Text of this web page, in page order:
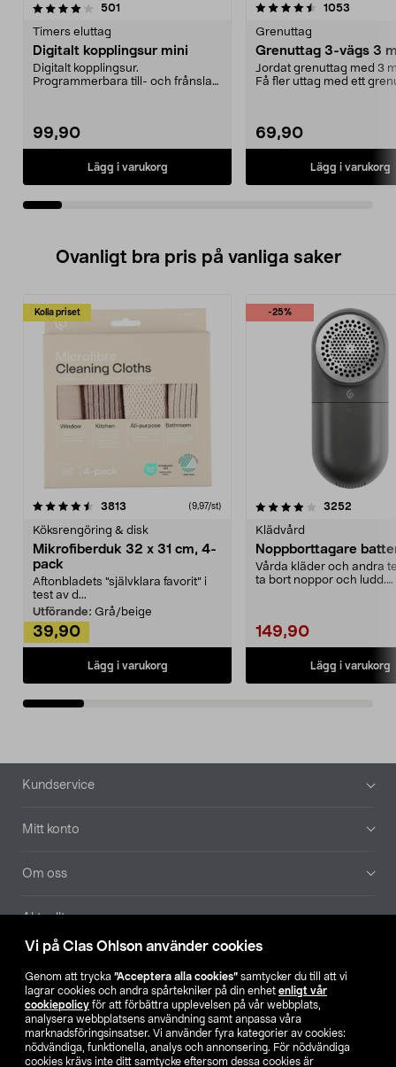
Vi på Clas Ohlson använder cookies
Genom att trycka ”Acceptera alla cookies” samtycker du till att vi
lagrar cookies och andra spårtekniker på din enhet enligt vår
cookiepolicy för att förbättra upplevelsen på vår webbplats,
analysera webbplatsens användning samt anpassa våra
marknadsföringsinsatser. Vi använder fyra kategorier av cookies:
nödvändiga, funktionella, analys och annonsering. För nödvändiga
cookies krävs inte ditt samtycke eftersom dessa cookies är
501
Timers eluttag
Digitalt kopplingsur mini
Digitalt kopplingsur.
Programmerbara till- och frånslag.
99,90
Lägg i varukorg
4.5av 5 stjärnor 1053
Grenuttag
Grenuttag 3-vägs 3
Jordat grenuttag med 3
Få fler uttag med ett
69,90
Lägg i varukorg
4.5av 5 stjärnor
Ovanligt bra pris på vanliga saker
Kolla priset
3813 (9,97/st)
Köksrengöring & disk
Mikrofiberduk 32 x 31 cm, 4-
pack
Aftonbladets "självklara favorit” i
test av d...
Utförande: Grå/beige
39,90
Lägg i varukorg
-25%
4.0av 5 stjärnor 3252
Klädvård
Noppborttagare
Vårda kläder och andra
ta bort noppor och ludd.
149,90
Lägg i varukorg
4.5av 5 stjärnor
Sidfot
Kundservice
Mitt konto
Om oss
Aktuellt
Hitta butik
SE NO FI